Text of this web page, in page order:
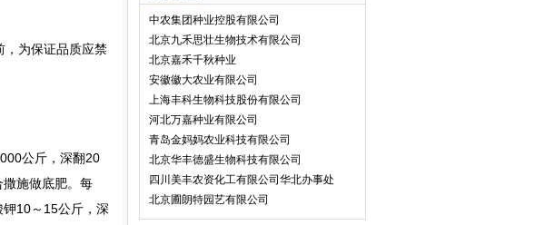
为保证品质应禁
公斤，深翻20
施做底肥。每
10～15公斤，深
中农集团种业控股有限公司
北京九禾思壮生物技术有限公司
北京嘉禾千秋种业
安徽徽大农业有限公司
上海丰科生物科技股份有限公司
河北万嘉种业有限公司
青岛金妈妈农业科技有限公司
北京华丰德盛生物科技有限公司
四川美丰农资化工有限公司华北办事处
北京圃朗特园艺有限公司